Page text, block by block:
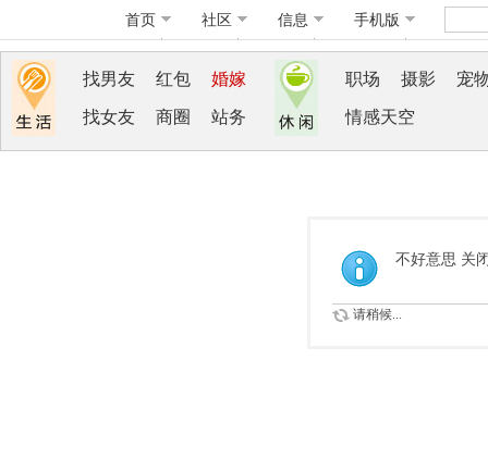
首页 社区 信息 手机版
找男友 红包 婚嫁
找女友 商圈 站务
职场 摄影 宠
情感天空
不好意思 关
请稍候...